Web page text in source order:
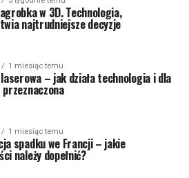
w 3D. Technologia,
najtrudniejsze decyzje
1 miesiąc temu
– jak działa technologia i dla
1 miesiąc temu
spadku we Francji – jakie
należy dopełnić?